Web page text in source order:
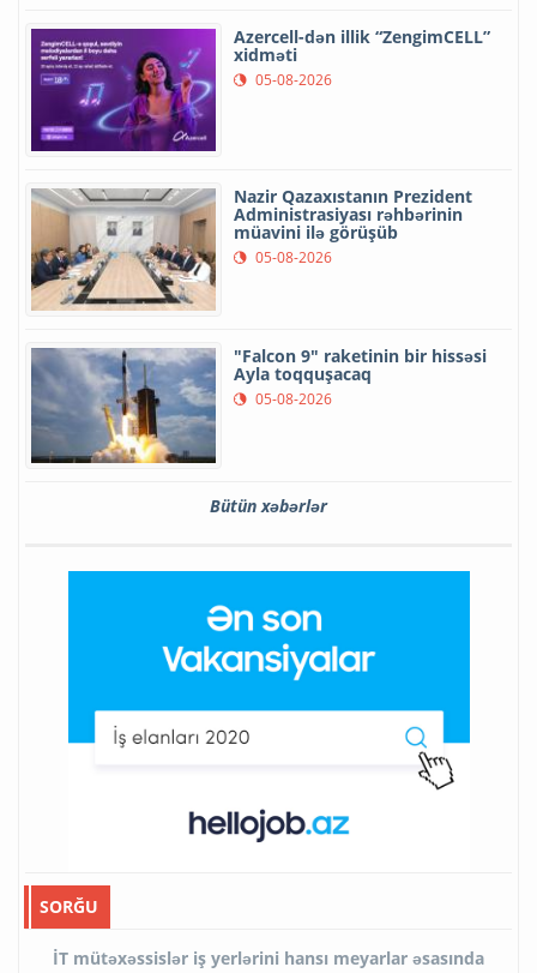
Azercell-dən illik “ZengimCELL”
xidməti
05-08-2026
Nazir Qazaxıstanın Prezident
Administrasiyası rəhbərinin
müavini ilə görüşüb
05-08-2026
"Falcon 9" raketinin bir hissəsi
Ayla toqquşacaq
05-08-2026
Bütün xəbərlər
SORĞU
İT mütəxəssislər iş yerlərini hansı meyarlar əsasında